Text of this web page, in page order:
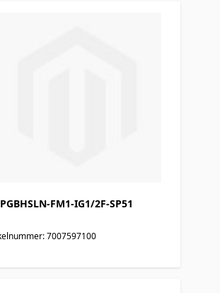
FM1-IG1/2F-SP51
7007597100